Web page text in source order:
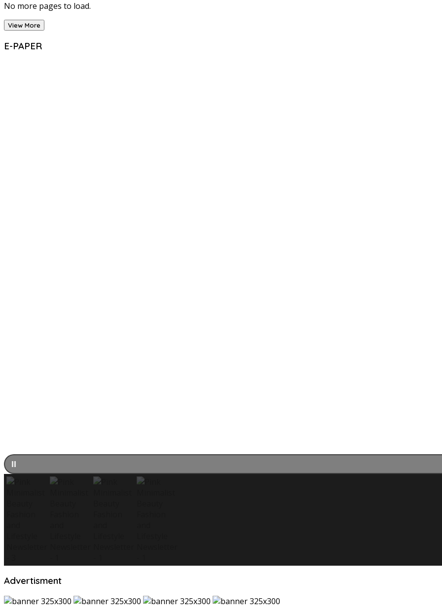
No more pages to load.
View More
E-PAPER
Advertisment